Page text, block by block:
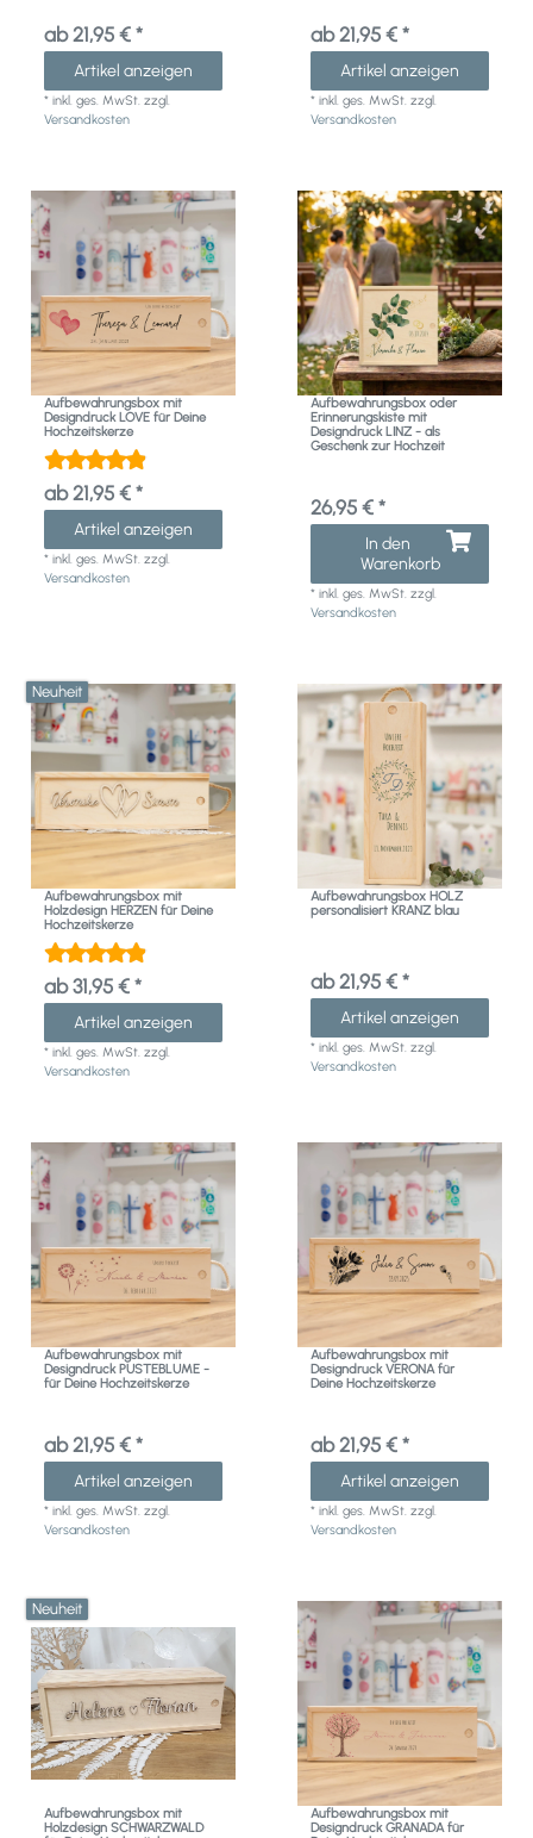
ab 21,95 € *
Artikel anzeigen
*inkl. ges. MwSt. zzgl.
Versandkosten
ab 21,95 € *
Artikel anzeigen
*inkl. ges. MwSt. zzgl.
Versandkosten
Aufbewahrungsbox mit
Designdruck LOVE für Deine
Hochzeitskerze
ab 21,95 € *
Artikel anzeigen
*inkl. ges. MwSt. zzgl.
Versandkosten
Aufbewahrungsbox oder
Erinnerungskiste mit
Designdruck LINZ - als
Geschenk zur Hochzeit
26,95 € *
In den
Warenkorb
*inkl. ges. MwSt. zzgl.
Versandkosten
Neuheit
Aufbewahrungsbox mit
Holzdesign HERZEN für Deine
Hochzeitskerze
ab 31,95 € *
Artikel anzeigen
*inkl. ges. MwSt. zzgl.
Versandkosten
Aufbewahrungsbox HOLZ
personalisiert KRANZ blau
ab 21,95 € *
Artikel anzeigen
*inkl. ges. MwSt. zzgl.
Versandkosten
Aufbewahrungsbox mit
Designdruck PUSTEBLUME -
für Deine Hochzeitskerze
ab 21,95 € *
Artikel anzeigen
*inkl. ges. MwSt. zzgl.
Versandkosten
Aufbewahrungsbox mit
Designdruck VERONA für
Deine Hochzeitskerze
ab 21,95 € *
Artikel anzeigen
*inkl. ges. MwSt. zzgl.
Versandkosten
Neuheit
Aufbewahrungsbox mit
Holzdesign SCHWARZWALD
Aufbewahrungsbox mit
Designdruck GRANADA für